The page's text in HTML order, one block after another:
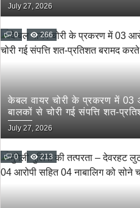
July 27, 2026
0 266
केबल वायर चोरी के प्रकरण में 03
बालकों से चोरी गई संपत्ति शत-
July 27, 2026
0 213